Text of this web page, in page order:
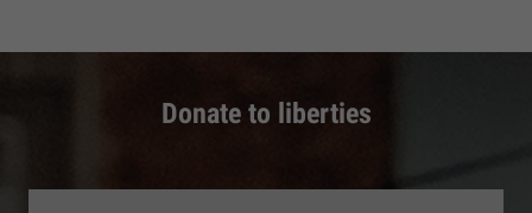
Donate to liberties